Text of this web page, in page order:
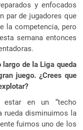
y enfocados
par de jugadores que
la competencia, pero
semana entonces
de la Liga queda
juego. ¿Crees que
en un “techo
rueda disminuimos la
fuimos uno de los